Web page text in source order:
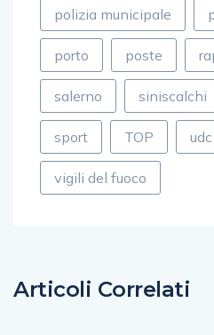
polizia municipale
porto poste
salerno siniscalchi
sport TOP udc
vigili del fuoco
Articoli Correlati